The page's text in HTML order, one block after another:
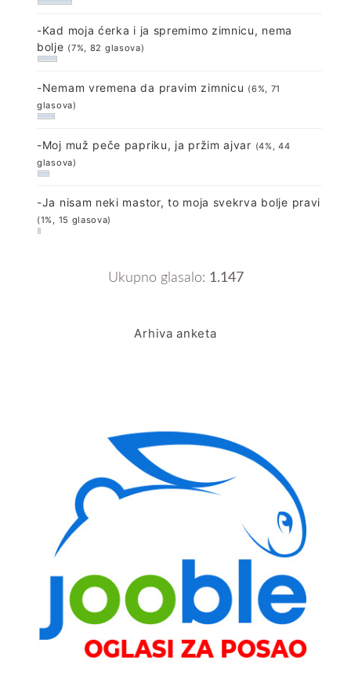
-Kad moja ćerka i ja spremimo zimnicu, nema
bolje (7%, 82 glasova)
-Nemam vremena da pravim zimnicu (6%, 71
glasova)
-Moj muž peče papriku, ja pržim ajvar (4%, 44
glasova)
-Ja nisam neki mastor, to moja svekrva bolje pravi
(1%, 15 glasova)
Ukupno glasalo: 1.147
Arhiva anketa